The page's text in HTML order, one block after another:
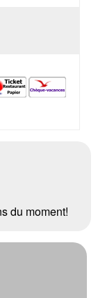
du moment!